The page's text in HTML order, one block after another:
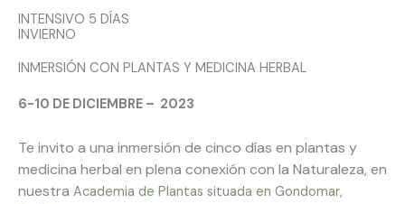
INTENSIVO 5 DÍAS
INVIERNO
INMERSIÓN CON PLANTAS Y MEDICINA HERBAL
6-10 DE DICIEMBRE – 2023
Te invito a una inmersión de cinco días en plantas y
medicina herbal en plena conexión con la Naturaleza, en
nuestra Academia de Plantas situada en Gondomar,